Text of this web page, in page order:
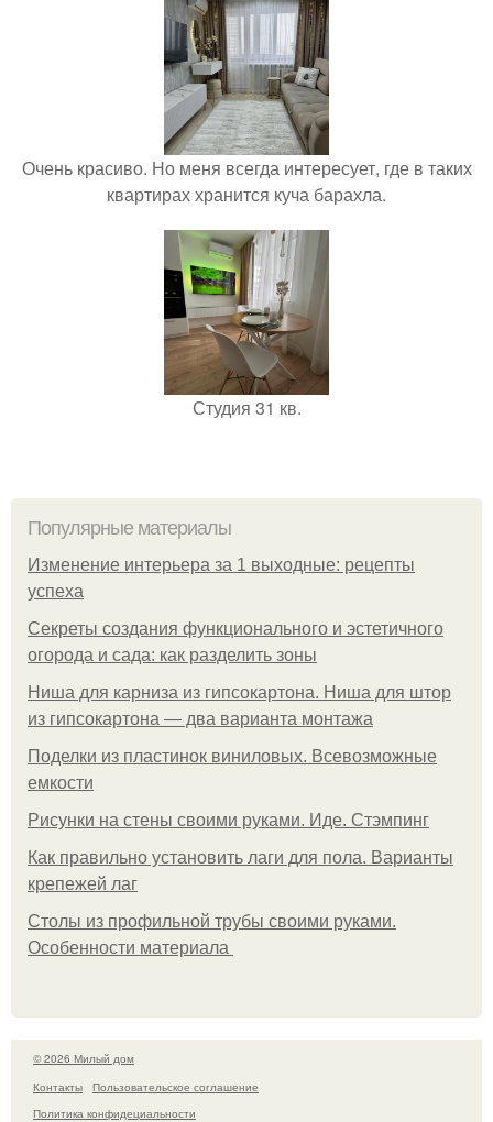
Очень красиво. Но меня всегда интересует, где в таких
квартирах хранится куча барахла.
Студия 31 кв.
Популярные материалы
Изменение интерьера за 1 выходные: рецепты
успеха
Секреты создания функционального и эстетичного
огорода и сада: как разделить зоны
Ниша для карниза из гипсокартона. Ниша для штор
из гипсокартона — два варианта монтажа
Поделки из пластинок виниловых. Всевозможные
емкости
Рисунки на стены своими руками. Иде. Стэмпинг
Как правильно установить лаги для пола. Варианты
крепежей лаг
Столы из профильной трубы своими руками.
Особенности материала
© 2026 Милый дом
Контакты
Пользовательское соглашение
Политика конфидециальности